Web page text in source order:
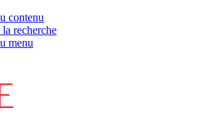
contenu
recherche
menu